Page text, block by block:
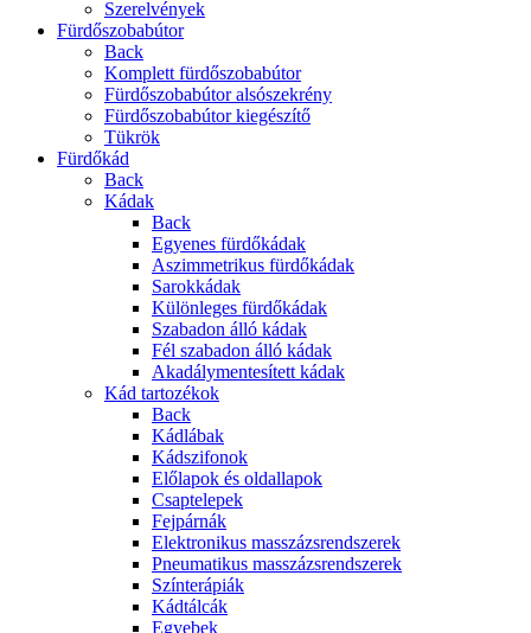
Szerelvények
Fürdőszobabútor
Back
Komplett fürdőszobabútor
Fürdőszobabútor alsószekrény
Fürdőszobabútor kiegészítő
Tükrök
Fürdőkád
Back
Kádak
Back
Egyenes fürdőkádak
Aszimmetrikus fürdőkádak
Sarokkádak
Különleges fürdőkádak
Szabadon álló kádak
Fél szabadon álló kádak
Akadálymentesített kádak
Kád tartozékok
Back
Kádlábak
Kádszifonok
Előlapok és oldallapok
Csaptelepek
Fejpárnák
Elektronikus masszázsrendszerek
Pneumatikus masszázsrendszerek
Színterápiák
Kádtálcák
Egyebek